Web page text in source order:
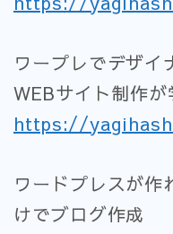
ワープレでデザ
WEBサイト制作
https://
ワードプレスが
けでブログ作成